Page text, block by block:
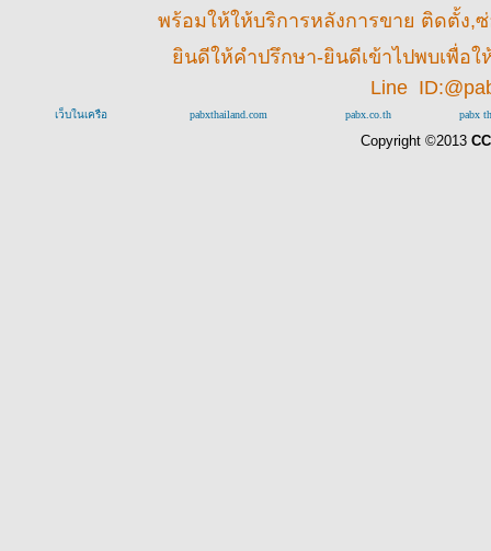
พร้อมให้ให้บริการหลังการขาย ติดตั้ง
ยินดีให้คำปรึกษา-ยินดีเข้าไปพบเพื่อใ
Line
เว็บในเครือ pabxthailand.com pabx.co.th pabx
Copyright ©2013